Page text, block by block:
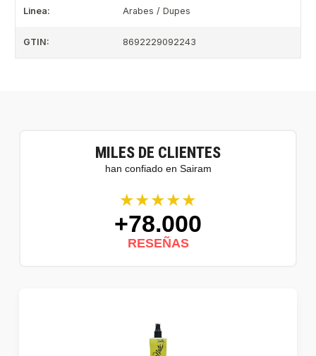
Linea: Arabes / Dupes
GTIN: 8692229092243
MILES DE CLIENTES
han confiado en Sairam
★★★★★
+78.000
RESEÑAS